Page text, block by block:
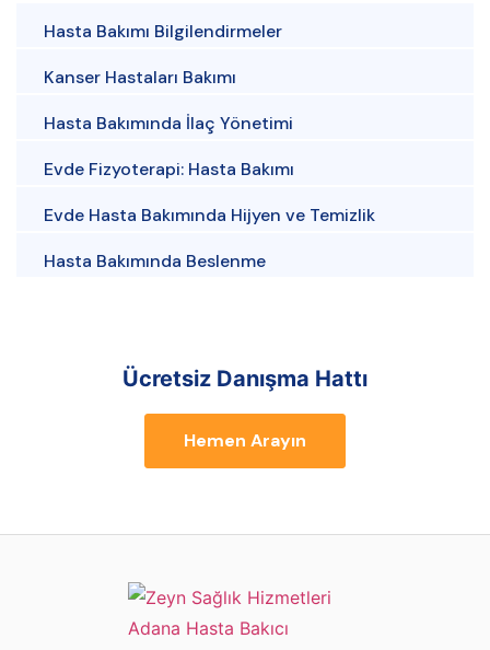
Hasta Bakımı Bilgilendirmeler
Kanser Hastaları Bakımı
Hasta Bakımında İlaç Yönetimi
Evde Fizyoterapi: Hasta Bakımı
Evde Hasta Bakımında Hijyen ve Temizlik
Hasta Bakımında Beslenme
Ücretsiz Danışma Hattı
Hemen Arayın